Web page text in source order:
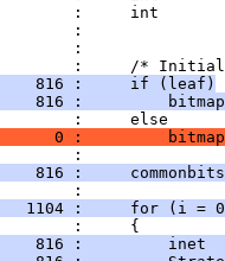
:     int
:
:
:     /*
816 :     if (leaf)
816 :
:     else
0 :
:
816 :
:
1104 :     for (i =
:     {
816 :         inet